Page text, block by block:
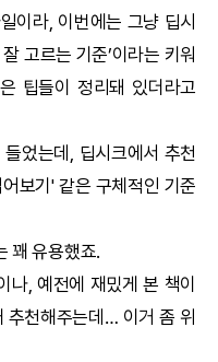
이라, 이번에는 그냥 딥시
고르는 기준’이라는 키워
팁들이 정리돼 있더라고
었는데, 딥시크에서 추천
보기' 같은 구체적인 기준
꽤 유용했죠.
나, 예전에 재밌게 본 책이
추천해주는데… 이거 좀 위